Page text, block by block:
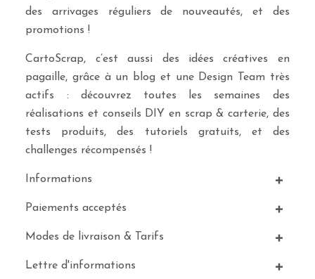
des arrivages réguliers de nouveautés, et des
promotions !
CartoScrap, c’est aussi des idées créatives en
pagaille, grâce à un blog et une Design Team très
actifs : découvrez toutes les semaines des
réalisations et conseils DIY en scrap & carterie, des
tests produits, des tutoriels gratuits, et des
challenges récompensés !
Informations
Paiements acceptés
Modes de livraison & Tarifs
Lettre d'informations